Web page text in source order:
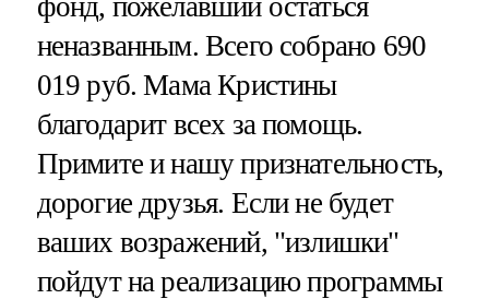
неназванным. Всего собрано 690
019 руб. Мама Кристины
благодарит всех за помощь.
Примите и нашу признательность,
дорогие друзья. Если не будет
ваших возражений, "излишки"
пойдут на реализацию программы